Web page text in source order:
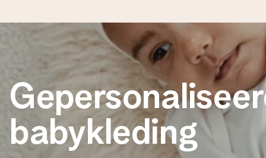
Voor 16:00 besteld, vandaag verzonden
We maken jouw cadeau met zorg en zorgen dat het
4,8 (gebaseerd op +8.000 reviews)
Onze cadeaus worden gewaardeerd. Klanten beoordelen ons
babykleding